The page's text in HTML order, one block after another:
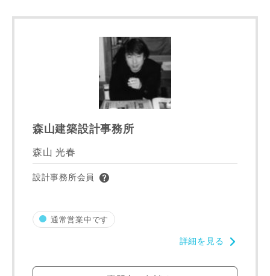
森山建築設計事務所
森山 光春
設計事務所会員
通常営業中です
詳細を見る
町名
番地、建物名